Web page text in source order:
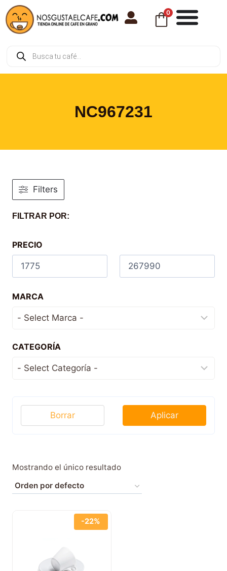
0
NC967231
Mostrando el único resultado
-22%
Filters
FILTRAR POR:
PRECIO
MARCA
CATEGORÍA
Aplicar
Borrar